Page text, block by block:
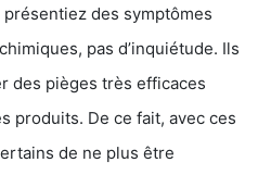
des symptômes
pas d’inquiétude. Ils
des pièges très efficaces
produits. De ce fait, avec ces
de ne plus être